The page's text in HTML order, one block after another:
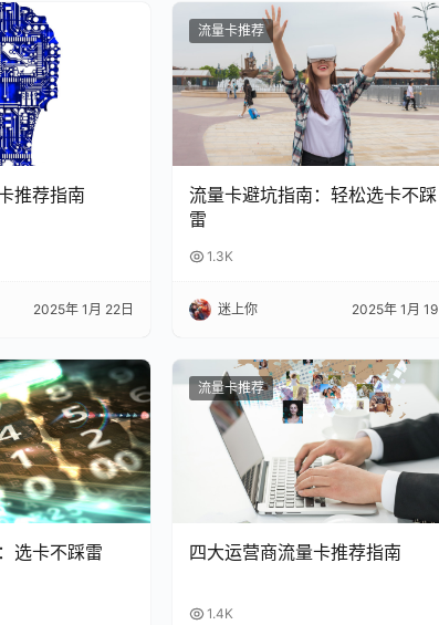
推荐指南
2025年 1月 22日
流量卡推荐
流量卡避坑指南：轻松选卡不踩
雷
1.3K
迷上你 2025年 1月
选卡不踩雷
流量卡推荐
四大运营商流量卡推荐指南
1.4K